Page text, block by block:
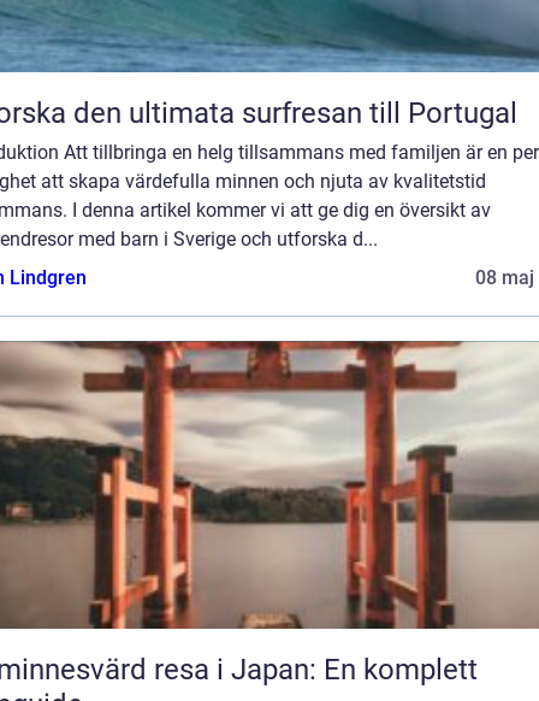
den ultimata surfresan till Portugal
Att tillbringa en helg tillsammans med familjen är en
att skapa värdefulla minnen och njuta av kvalitetstid
I denna artikel kommer vi att ge dig en översikt av
med barn i Sverige och utforska d...
Lindgren
08 maj
resa i Japan: En komplett